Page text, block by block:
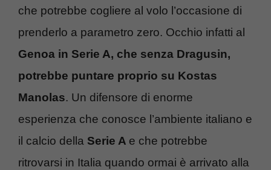
che potrebbe cogliere al volo l’occasione di
prenderlo a parametro zero. Occhio infatti al
Genoa in Serie A, che senza Dragusin,
potrebbe puntare proprio su Kostas
Manolas. Un difensore di enorme
esperienza che conosce l’ambiente italiano e
il calcio della Serie A e che potrebbe
ritrovarsi in Italia quando ormai è arrivato alla